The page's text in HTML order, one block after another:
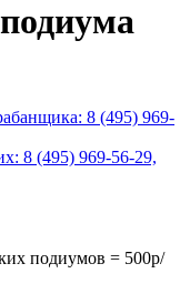
подиумов = 500р/